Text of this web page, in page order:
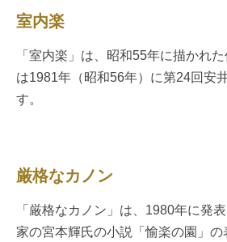
室内楽
「室内楽」は、昭和55年に描かれ
は1981年（昭和56年）に第24回安
す。
厳格なカノン
「厳格なカノン」は、1980年に発
家の宮本輝氏の小説「愉楽の園」